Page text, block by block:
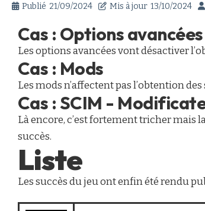
Publié 21/09/2024 Mis à jour 13/10/2024
Cas : Options avancées
Les options avancées vont désactiver
Cas : Mods
Les mods n’affectent pas l’obtention
Cas : SCIM -
Là encore, c’est fortement tricher mais
succès.
Liste
Les succès du jeu ont enfin été rendu